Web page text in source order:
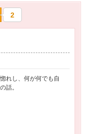
2
れし、何が何でも自
話。